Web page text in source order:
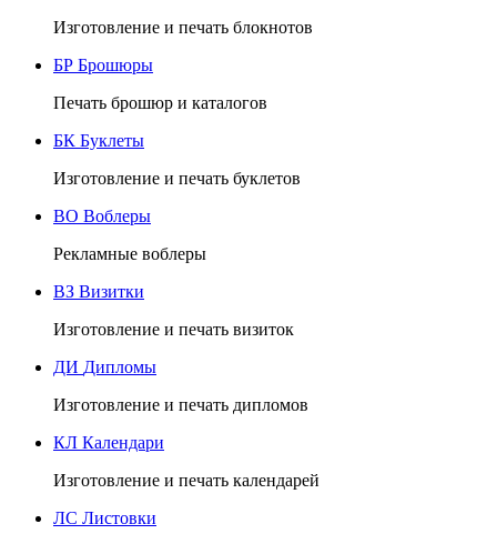
Изготовление и печать блокнотов
БР Брошюры
Печать брошюр и каталогов
БК Буклеты
Изготовление и печать буклетов
ВО Воблеры
Рекламные воблеры
ВЗ Визитки
Изготовление и печать визиток
ДИ Дипломы
Изготовление и печать дипломов
КЛ Календари
Изготовление и печать календарей
ЛС Листовки